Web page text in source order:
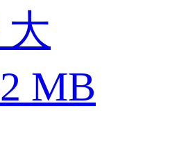
大
MB